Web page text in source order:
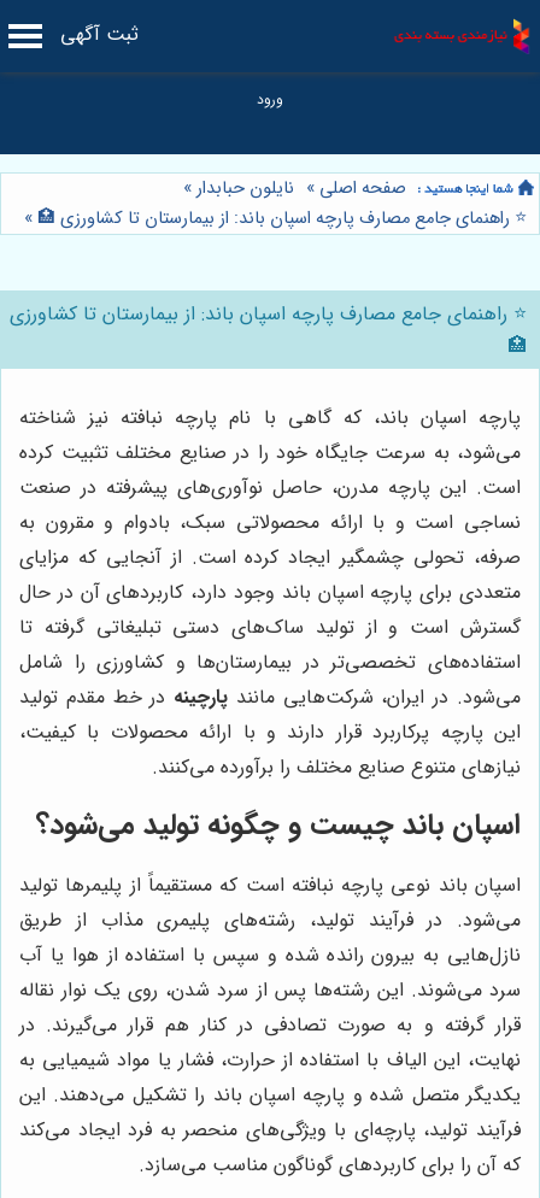
ثبت آگهی
صفحه اصلی » نایلون حبابدار»
⭐️ راهنمای جامع مصارف پارچه اسپان باند: از بیمارستان تا کشاورزی 🏥 »
⭐️ راهنمای جامع مصارف پارچه اسپان باند: از بیمارستان تا کشاورزی
🏥
پارچه اسپان باند، که گاهی با نام پارچه نبافته نیز شناخته
می‌شود، به سرعت جایگاه خود را در صنایع مختلف تثبیت کرده
است. این پارچه مدرن، حاصل نوآوری‌های پیشرفته در صنعت
نساجی است و با ارائه محصولاتی سبک، بادوام و مقرون به
صرفه، تحولی چشمگیر ایجاد کرده است. از آنجایی که مزایای
متعددی برای پارچه اسپان باند وجود دارد، کاربردهای آن در حال
گسترش است و از تولید ساک‌های دستی تبلیغاتی گرفته تا
استفاده‌های تخصصی‌تر در بیمارستان‌ها و کشاورزی را شامل
می‌شود. در ایران، شرکت‌هایی مانند پارچینه در خط مقدم تولید
این پارچه پرکاربرد قرار دارند و با ارائه محصولات با کیفیت،
نیازهای متنوع صنایع مختلف را برآورده می‌کنند.
اسپان باند چیست و چگونه تولید می‌شود؟
اسپان باند نوعی پارچه نبافته است که مستقیماً از پلیمرها تولید
می‌شود. در فرآیند تولید، رشته‌های پلیمری مذاب از طریق
نازل‌هایی به بیرون رانده شده و سپس با استفاده از هوا یا آب
سرد می‌شوند. این رشته‌ها پس از سرد شدن، روی یک نوار نقاله
قرار گرفته و به صورت تصادفی در کنار هم قرار می‌گیرند. در
نهایت، این الیاف با استفاده از حرارت، فشار یا مواد شیمیایی به
یکدیگر متصل شده و پارچه اسپان باند را تشکیل می‌دهند. این
فرآیند تولید، پارچه‌ای با ویژگی‌های منحصر به فرد ایجاد می‌کند
که آن را برای کاربردهای گوناگون مناسب می‌سازد.